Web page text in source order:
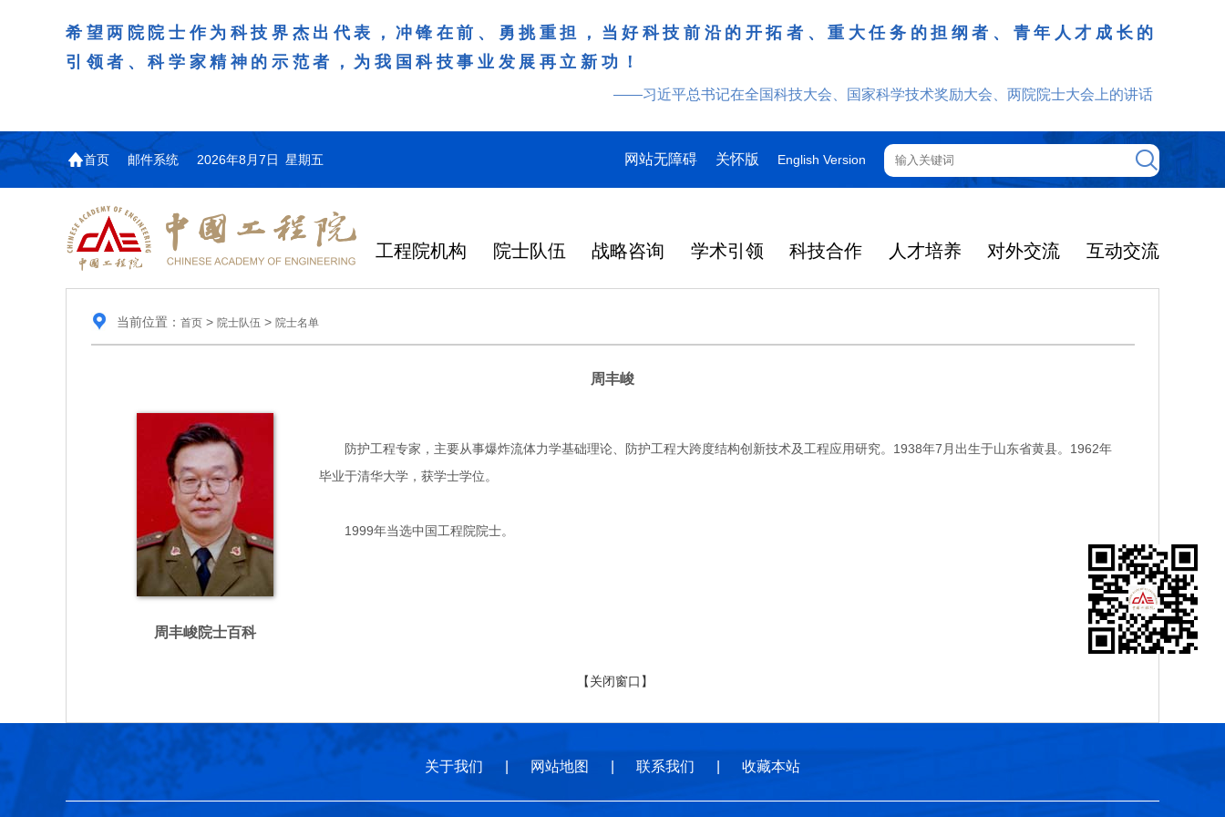
希望两院院士作为科技界杰出代表，冲锋在前、勇挑重担，当好科技前沿的开拓者、重大任务的担纲者、青年人才成长的
引领者、科学家精神的示范者，为我国科技事业发展再立新功！
——习近平总书记在全国科技大会、国家科学技术奖励大会、两院院士大会上的讲话
首页 邮件系统 2026年8月7日 星期五 网站无障碍 关怀版 English Version
工程院机构 院士队伍 战略咨询 学术引领 科技合作 人才培养 对外交流 互动交流
当前位置： 首页> 院士队伍 > 院士名单
周丰峻
周丰峻院士百科
防护工程专家，主要从事爆炸流体力学基础理论、防护工程大跨度结构创新技术及工程应用研究。1938年7月出生于山东省黄县。1962年
毕业于清华大学，获学士学位。
1999年当选中国工程院院士。
【关闭窗口】
关于我们 网站地图 联系我们 收藏本站